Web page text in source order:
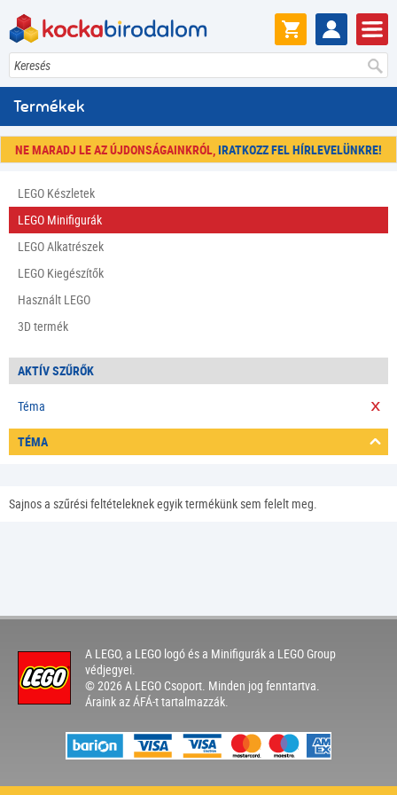
Keresés
Termékek
NE MARADJ LE AZ ÚJDONSÁGAINKRÓL, IRATKOZZ FEL HÍRLEVELÜNKRE!
LEGO Készletek
LEGO Minifigurák
LEGO Alkatrészek
LEGO Kiegészítők
Használt LEGO
3D termék
AKTÍV SZŰRŐK
Téma
TÉMA
Sajnos a szűrési feltételeknek egyik termékünk sem felelt meg.
A LEGO, a LEGO logó és a Minifigurák a LEGO Group
védjegyei.
© 2026 A LEGO Csoport. Minden jog fenntartva.
Áraink az ÁFÁ-t tartalmazzák.